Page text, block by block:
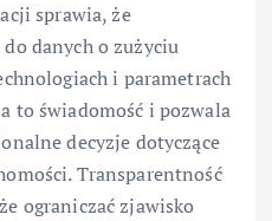
sprawia, że
danych o zużyciu
i parametrach
to świadomość i pozwala
decyzje dotyczące
Transparentność
ograniczać zjawisko